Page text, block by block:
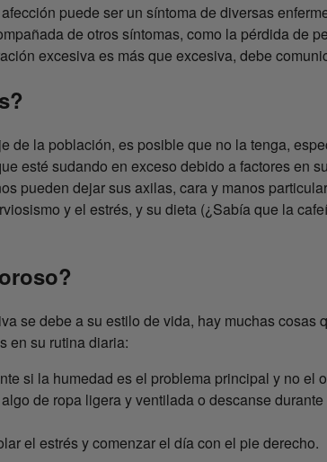
puede ser un síntoma de diversas
de otros síntomas, como la pérdida de
excesiva es más que excesiva, debe
de la población, es posible que no la tenga,
esté sudando en exceso debido a factores en
pueden dejar sus axilas, cara y manos
y el estrés, y su dieta (¿Sabía que la
se debe a su estilo de vida, hay muchas cosas
en su rutina diaria:
si la humedad es el problema principal y no el
de ropa ligera y ventilada o descanse
el estrés y comenzar el día con el pie derecho.